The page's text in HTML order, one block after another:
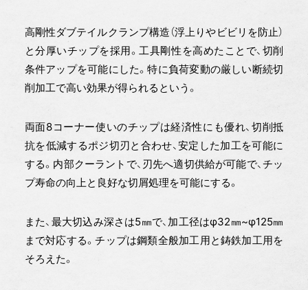
高剛性ダブテイルクランプ構造（浮上りやビビリを防止）
と分厚いチップを採用。工具剛性を高めたことで、切削
条件アップを可能にした。特に負荷変動の厳しい断続切
削加工で高い効果が得られるという。
両面8コーナー使いのチップは経済性にも優れ、切削抵
抗を低減するポジ切刃と合わせ、安定した加工を可能に
する。内部クーラントで、刃先へ適切供給が可能で、チッ
プ寿命の向上と良好な切屑処理を可能にする。
また、最大切込み深さは5㎜で、加工径はφ32㎜~φ125㎜
まで対応する。チップは鋼類全般加工用と鋳鉄加工用を
そろえた。